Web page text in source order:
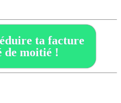
ta facture
de moitié !